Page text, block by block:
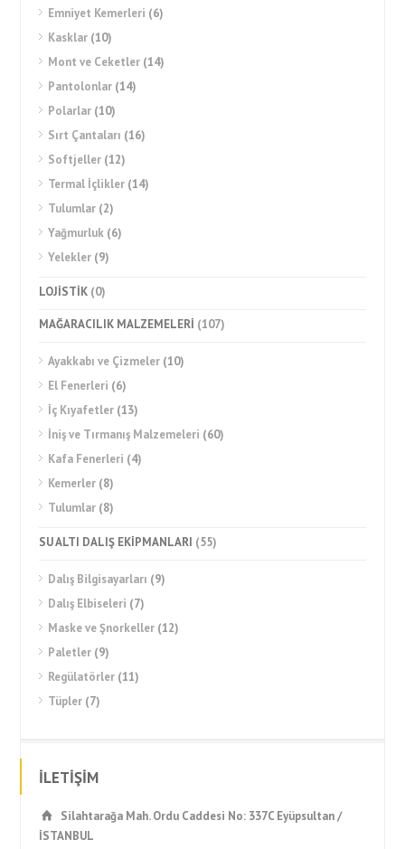
Emniyet Kemerleri (6)
Kasklar (10)
Mont ve Ceketler (14)
Pantolonlar (14)
Polarlar (10)
Sırt Çantaları (16)
Softjeller (12)
Termal İçlikler (14)
Tulumlar (2)
Yağmurluk (6)
Yelekler (9)
LOJİSTİK (0)
MAĞARACILIK MALZEMELERİ (107)
Ayakkabı ve Çizmeler (10)
El Fenerleri (6)
İç Kıyafetler (13)
İniş ve Tırmanış Malzemeleri (60)
Kafa Fenerleri (4)
Kemerler (8)
Tulumlar (8)
SU ALTI DALIŞ EKİPMANLARI (55)
Dalış Bilgisayarları (9)
Dalış Elbiseleri (7)
Maske ve Şnorkeller (12)
Paletler (9)
Regülatörler (11)
Tüpler (7)
İLETİŞİM
Silahtarağa Mah. Ordu Caddesi No: 337C Eyüpsultan /
İSTANBUL